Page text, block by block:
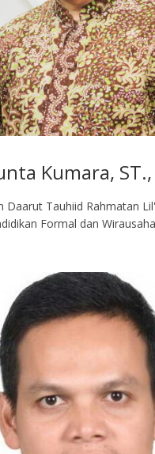
Kumara,
Daarut Tauhiid Rahmatan
Formal dan Wirausaha